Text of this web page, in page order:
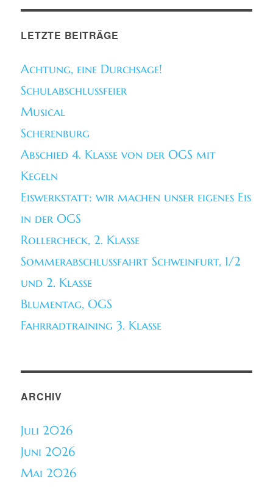
LETZTE BEITRÄGE
Achtung, eine Durchsage!
Schulabschlussfeier
Musical
Scherenburg
Abschied 4. Klasse von der OGS mit
Kegeln
Eiswerkstatt: wir machen unser eigenes Eis
in der OGS
Rollercheck, 2. Klasse
Sommerabschlussfahrt Schweinfurt, 1/2
und 2. Klasse
Blumentag, OGS
Fahrradtraining 3. Klasse
ARCHIV
Juli 2026
Juni 2026
Mai 2026